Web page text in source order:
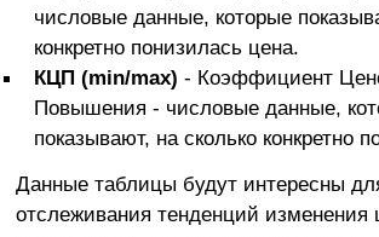
числовые данные, которые
конкретно понизилась цена.
КЦП (min/max) - Коэффициент
Повышения - числовые данные,
показывают, на сколько конкретно
Данные таблицы будут интересны
отслеживания тенденций изменения